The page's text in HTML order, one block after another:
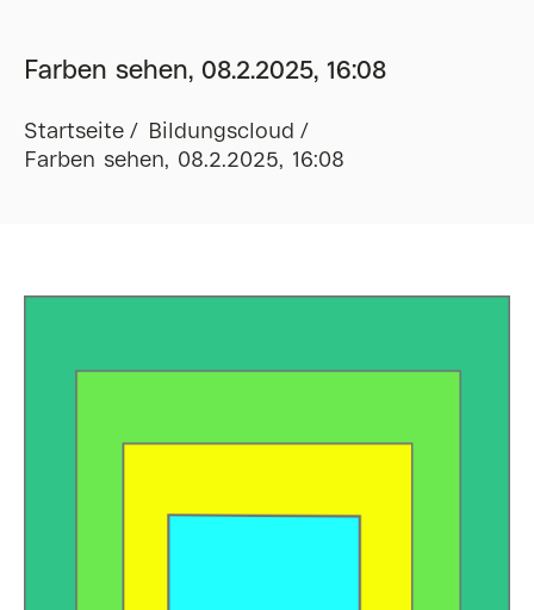
Farben sehen, 08.2.2025, 16:08
Startseite
Bildungscloud
Farben sehen, 08.2.2025, 16:08